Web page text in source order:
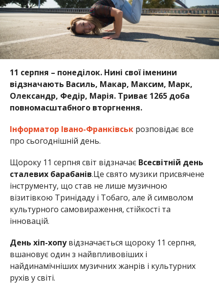
11 серпня – понеділок. Нині свої іменини
відзначають Василь, Макар, Максим, Марк,
Олександр, Федір, Марія. Триває 1265 доба
повномасштабного вторгнення.
Інформатор Івано-Франківськрозповідає все
про сьогоднішній день.
Щороку 11 серпня світ відзначає Всесвітній день
сталевих барабанів.Це свято музики присвячене
інструменту, що став не лише музичною
візитівкою Тринідаду і Тобаго, але й символом
культурного самовираження, стійкості та
інновацій.
День хіп-хопувідзначається щороку 11 серпня,
вшановує один з найвпливовіших і
найдинамічніших музичних жанрів і культурних
рухів у світі.